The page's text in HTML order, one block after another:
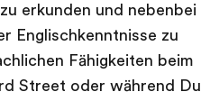
erkunden und nebenbei
Englischkenntnisse zu
Fähigkeiten beim
Street oder während Du